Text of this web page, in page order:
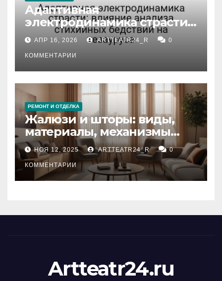
Адаптивная
электродинамика страсти:
влияние анализа
стихийных бедствий на
тезауруса
АПР 16, 2026 ARTTEATR24_R 0
КОММЕНТАРИИ
РЕМОНТ И ОТДЕЛКА
Жалюзи и шторы: виды,
материалы, механизмы
управления и уход
НОЯ 12, 2025 ARTTEATR24_R 0
КОММЕНТАРИИ
Artteatr24.ru